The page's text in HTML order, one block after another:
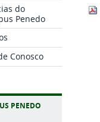
do
Penedo
Conosco
PENEDO